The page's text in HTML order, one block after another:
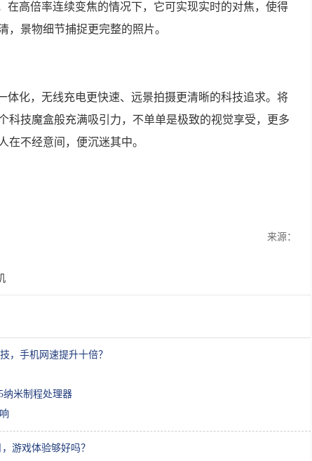
在高倍率连续变焦的情况下，它可实现实时的对焦，使得
，景物细节捕捉更完整的照片。
体化，无线充电更快速、远景拍摄更清晰的科技追求。将
科技魔盒般充满吸引力，不单单是极致的视觉享受，更多
在不经意间，便沉迷其中。
来源：
，手机网速提升十倍？
纳米制程处理器
游戏体验够好吗？